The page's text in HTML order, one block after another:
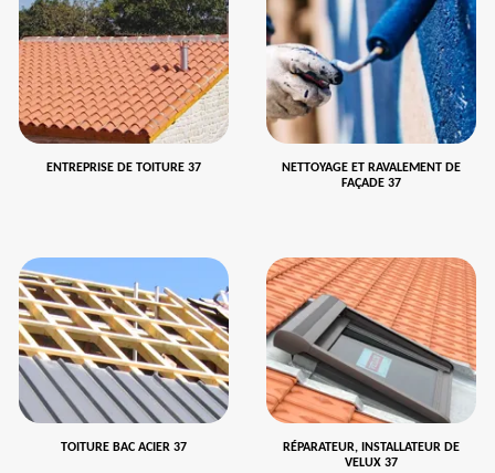
ENTREPRISE DE TOITURE 37
NETTOYAGE ET RAVALEMENT DE
FAÇADE 37
TOITURE BAC ACIER 37
RÉPARATEUR, INSTALLATEUR DE
VELUX 37